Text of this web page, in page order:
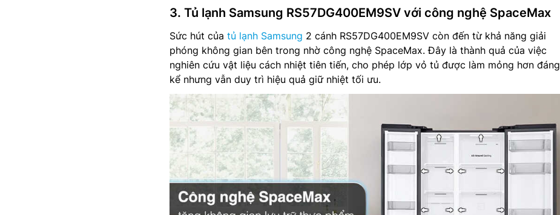
3. Tủ lạnh Samsung RS57DG400EM9SV với công nghệ SpaceMax
Sức hút của tủ lạnh Samsung 2 cánh RS57DG400EM9SV còn đến từ khả năng giải
phóng không gian bên trong nhờ công nghệ SpaceMax. Đây là thành quả của việc
nghiên cứu vật liệu cách nhiệt tiên tiến, cho phép lớp vỏ tủ được làm mỏng hơn đáng
kể nhưng vẫn duy trì hiệu quả giữ nhiệt tối ưu.